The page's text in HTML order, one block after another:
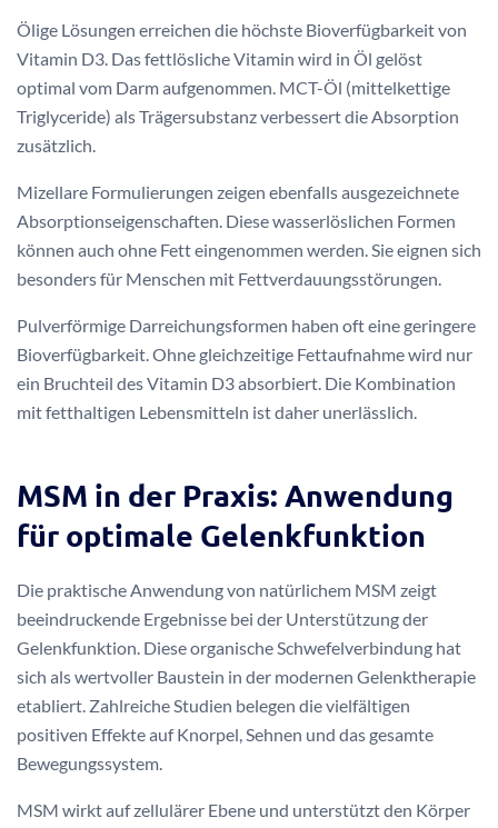
Ölige Lösungen erreichen die höchste Bioverfügbarkeit von
Vitamin D3. Das fettlösliche Vitamin wird in Öl gelöst
optimal vom Darm aufgenommen. MCT-Öl (mittelkettige
Triglyceride) als Trägersubstanz verbessert die Absorption
zusätzlich.
Mizellare Formulierungen zeigen ebenfalls ausgezeichnete
Absorptionseigenschaften. Diese wasserlöslichen Formen
können auch ohne Fett eingenommen werden. Sie eignen sich
besonders für Menschen mit Fettverdauungsstörungen.
Pulverförmige Darreichungsformen haben oft eine geringere
Bioverfügbarkeit. Ohne gleichzeitige Fettaufnahme wird nur
ein Bruchteil des Vitamin D3 absorbiert. Die Kombination
mit fetthaltigen Lebensmitteln ist daher unerlässlich.
MSM in der Praxis: Anwendung
für optimale Gelenkfunktion
Die praktische Anwendung von natürlichem MSM zeigt
beeindruckende Ergebnisse bei der Unterstützung der
Gelenkfunktion. Diese organische Schwefelverbindung hat
sich als wertvoller Baustein in der modernen Gelenktherapie
etabliert. Zahlreiche Studien belegen die vielfältigen
positiven Effekte auf Knorpel, Sehnen und das gesamte
Bewegungssystem.
MSM wirkt auf zellulärer Ebene und unterstützt den Körper